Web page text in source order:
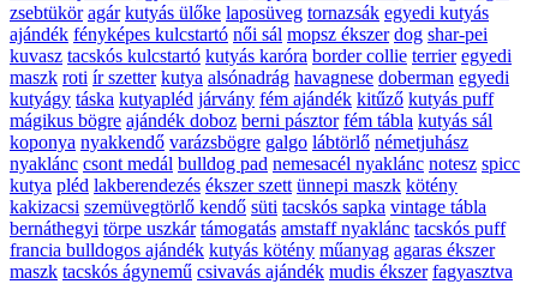
zsebtükör agár kutyás ülőke laposüveg tornazsák egyedi kutyás
ajándék fényképes kulcstartó női sál mopsz ékszer dog shar-pei
kuvasz tacskós kulcstartó kutyás karóra border collie terrier egyedi
maszk roti ír szetter kutya alsónadrág havagnese doberman egyedi
kutyágy táska kutyapléd járvány fém ajándék kitűző kutyás puff
mágikus bögre ajándék doboz berni pásztor fém tábla kutyás sál
koponya nyakkendő varázsbögre galgo lábtörlő németjuhász
nyaklánc csont medál bulldog pad nemesacél nyaklánc notesz spicc
kutya pléd lakberendezés ékszer szett ünnepi maszk kötény
kakizacsi szemüvegtörlő kendő süti tacskós sapka vintage tábla
bernáthegyi törpe uszkár támogatás amstaff nyaklánc tacskós puff
francia bulldogos ajándék kutyás kötény műanyag agaras ékszer
maszk tacskós ágynemű csivavás ajándék mudis ékszer fagyasztva